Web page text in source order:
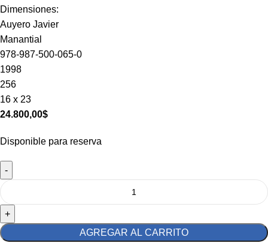
Dimensiones:
Auyero Javier
Manantial
978-987-500-065-0
1998
256
16 x 23
24.800,00$
Disponible para reserva
AGREGAR AL CARRITO